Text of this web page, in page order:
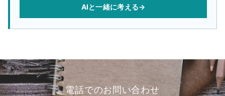
AIと一緒に考える→
電話でのお問い合わせ